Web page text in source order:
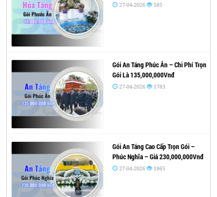
27-04-2026 585
Gói An Táng Phúc Ân – Chi Phí Trọn
Gói Là 135,000,000Vnđ
27-04-2026 1783
Gói An Táng Cao Cấp Trọn Gói –
Phúc Nghĩa – Giá 230,000,000Vnđ
27-04-2026 1865